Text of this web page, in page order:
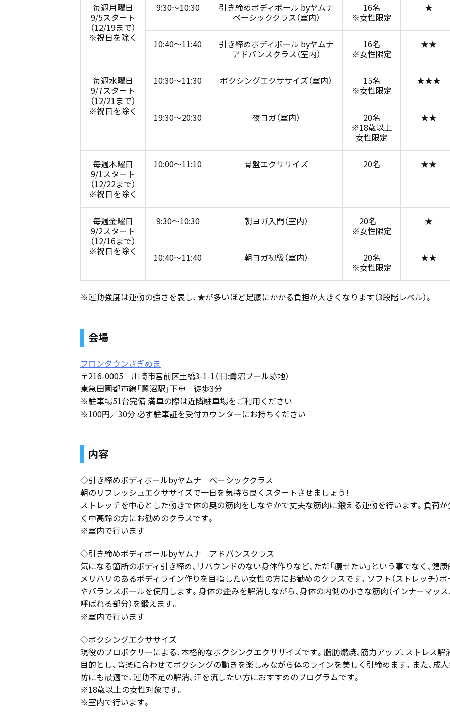
毎週月曜日
9/5スタート
（12/19まで）
※祝日を除く
9:30〜10:30
引き締めボディボール byヤムナ
ベーシッククラス（室内）
16名
※女性限定
★
10:40〜11:40
引き締めボディボール byヤムナ
アドバンスクラス（室内）
16名
※女性限定
★★
毎週水曜日
9/7スタート
（12/21まで）
※祝日を除く
10:30〜11:30 ボクシングエクササイズ（室内）
15名
※女性限定
★★★
19:30〜20:30 夜ヨガ（室内）
20名
※18歳以上
女性限定
★★
毎週木曜日
9/1スタート
（12/22まで）
※祝日を除く
10:00〜11:10 骨盤エクササイズ 20名 ★★
毎週金曜日
9/2スタート
（12/16まで）
※祝日を除く
9:30〜10:30 朝ヨガ入門（室内）
20名
※女性限定
★
10:40〜11:40 朝ヨガ初級（室内）
20名
※女性限定
★★
※運動強度は運動の強さを表し、★が多いほど足腰にかかる負担が大きくなります（3段階レベル）。
会場
フロンタウンさぎぬま
〒216-0005 川崎市宮前区土橋3-1-1（旧:鷺沼プール跡地）
東急田園都市線「鷺沼駅」下車 徒歩3分
※駐車場51台完備 満車の際は近隣駐車場をご利用ください
※100円／30分 必ず駐車証を受付カウンターにお持ちください
内容
◇引き締めボディボールbyヤムナ ベーシッククラス
朝のリフレッシュエクササイズで一日を気持ち良くスタートさせましょう!
ストレッチを中心とした動きで体の奥の筋肉をしなやかで丈夫な筋肉に鍛える運動を行います。負荷
く中高齢の方にお勧めのクラスです。
※室内で行います
◇引き締めボディボールbyヤムナ アドバンスクラス
気になる箇所のボディ引き締め、リバウンドのない身体作りなど、ただ「痩せたい」という事でなく、健
メリハリのあるボディライン作りを目指したい女性の方にお勧めのクラスです。ソフト（ストレッチ）
やバランスボールを使用します。身体の歪みを解消しながら、身体の内側の小さな筋肉（インナーマッ
呼ばれる部分）を鍛えます。
※室内で行います
◇ボクシングエクササイズ
現役のプロボクサーによる、本格的なボクシングエクササイズです。脂肪燃焼、筋力アップ、ストレス解
目的とし、音楽に合わせてボクシングの動きを楽しみながら体のラインを美しく引締めます。また、成
防にも最適で、運動不足の解消、汗を流したい方におすすめのプログラムです。
※18歳以上の女性対象です。
※室内で行います。